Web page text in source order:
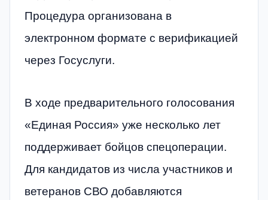
Процедура организована в
электронном формате с верификацией
через Госуслуги.
В ходе предварительного голосования
«Единая Россия» уже несколько лет
поддерживает бойцов спецоперации.
Для кандидатов из числа участников и
ветеранов СВО добавляются